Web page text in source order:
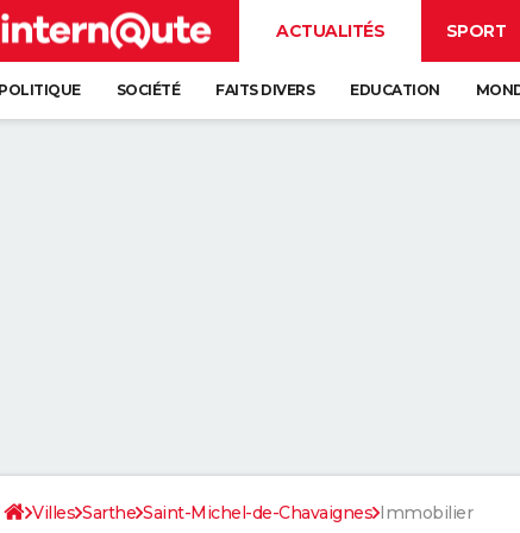
ACTUALITÉS SPORT
POLITIQUE SOCIÉTÉ FAITS DIVERS EDUCATION
Villes Sarthe Saint-Michel-de-Chavaignes Immobilier